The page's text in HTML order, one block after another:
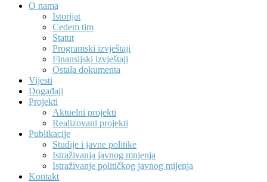
O nama
Istorijat
Cedem tim
Statut
Programski izvještaji
Finansijski izvještaji
Ostala dokumenta
Vijesti
Događaji
Projekti
Aktuelni projekti
Realizovani projekti
Publikacije
Studije i javne politike
Istraživanja javnog mnjenja
Istraživanje političkog javnog mijenja
Kontakt